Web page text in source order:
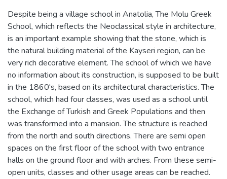
Despite being a village school in Anatolia, The Molu Greek
School, which reflects the Neoclassical style in architecture,
is an important example showing that the stone, which is
the natural building material of the Kayseri region, can be
very rich decorative element. The school of which we have
no information about its construction, is supposed to be built
in the 1860's, based on its architectural characteristics. The
school, which had four classes, was used as a school until
the Exchange of Turkish and Greek Populations and then
was transformed into a mansion. The structure is reached
from the north and south directions. There are semi open
spaces on the first floor of the school with two entrance
halls on the ground floor and with arches. From these semi-
open units, classes and other usage areas can be reached.